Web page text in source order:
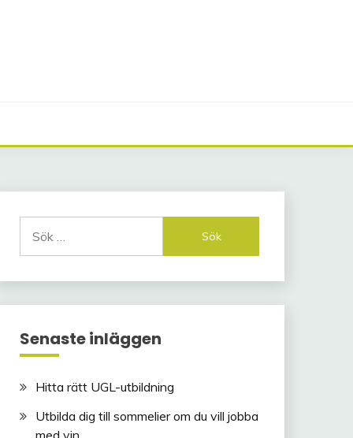
efter:
Senaste inläggen
Hitta rätt UGL-utbildning
Utbilda dig till sommelier om du vill jobba
med vin